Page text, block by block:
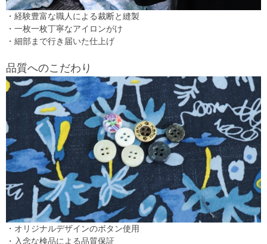
・経験豊富な職人による裁断と縫製
・一枚一枚丁寧なアイロンがけ
・細部まで行き届いた仕上げ
品質へのこだわり
・オリジナルデザインのボタン使用
・入念な検品による品質保証